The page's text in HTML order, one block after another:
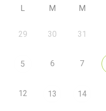
L M M
29 30 31
5 6 7
12 13 14